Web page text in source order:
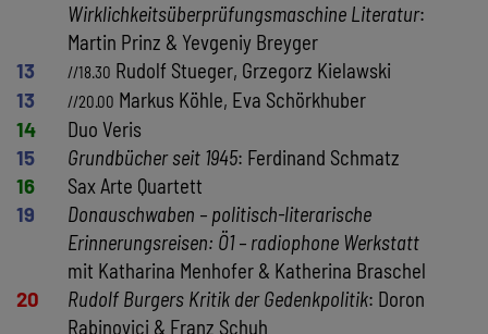
Wirklichkeitsüberprüfungsmaschine Literatur:
Martin Prinz & Yevgeniy Breyger
13
//18.30 Rudolf Stueger, Grzegorz Kielawski
13
//20.00 Markus Köhle, Eva Schörkhuber
14
Duo Veris
15
Grundbücher seit 1945: Ferdinand Schmatz
16
Sax Arte Quartett
19
Donauschwaben – politisch-literarische
Erinnerungsreisen: Ö1 – radiophone Werkstatt
mit Katharina Menhofer & Katherina Braschel
20
Rudolf Burgers Kritik der Gedenkpolitik: Doron
Rabinovici & Franz Schuh